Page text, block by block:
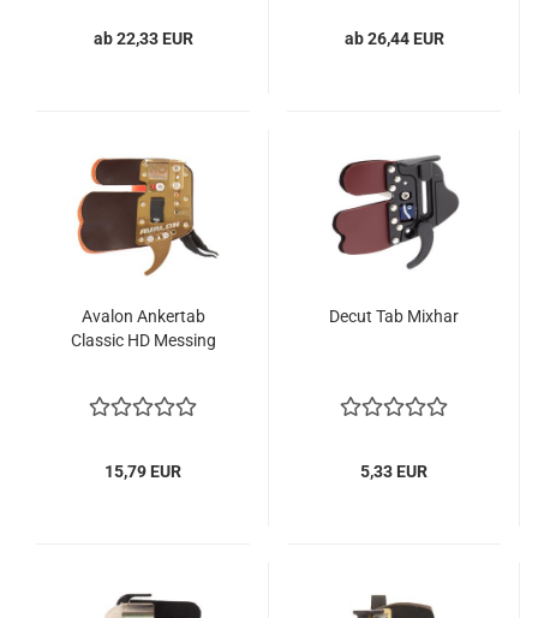
ab 22,33 EUR ab 26,44 EUR
Avalon Ankertab
Classic HD Messing
15,79 EUR
Decut Tab Mixhar
5,33 EUR